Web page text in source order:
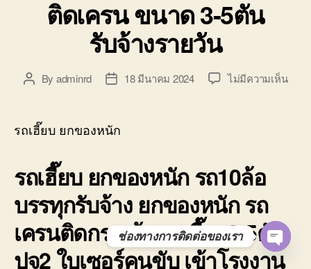
ติดเครน ขนาด 3-5ตัน
รับจ้างรายวัน
PostBy adminrd
Post18 มีนาคม 2024 ไม่มีความเห็นบน
3-
5ตัน
รถเฮี๊ยบ ยกของหนัก
รถเฮี๊ยบ ยกของหนัก รถ10ล้อ
บรรทุกรับจ้าง ยกของหนัก รถ
เครนติดกระเช้า รถเฮี๊ยบ3-5ตัน
ปจ2 ใบเซอร์คนขับ เข้าโรงงาน
ช่องทางการติดต่อของเรา
O